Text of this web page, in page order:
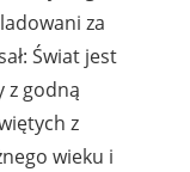
za
Świat jest
z godną
z
wieku i